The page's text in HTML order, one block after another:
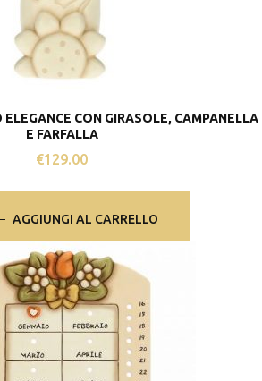
CON GIRASOLE, CAMPANELLA
E FARFALLA
€129.00
AGGIUNGI AL CARRELLO